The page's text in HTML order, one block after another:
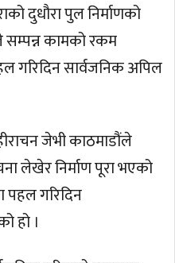
दुधौरा पुल निर्माणको
सम्पन्न कामको रकम
गरिदिन सार्वजनिक अपिल
जेभी काठमाडौंले
लेखेर निर्माण पूरा भएको
पहल गरिदिन
हो ।